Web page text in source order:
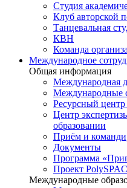
Студия
Клуб авторской
Танцевальная
КВН
Команда
Международное
Общая информация
Международная
Международные
Ресурсный
Центр
образовании
Приём и
Документы
Программа
Проект
Международные